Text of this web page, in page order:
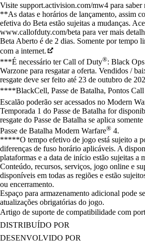
Visite support.activision.com/mw4 para saber
**As datas e horários de lançamento, assim
efetiva do Beta estão sujeitas a mudanças.
www.callofduty.com/beta para ver mais
Beta Aberto é de 2 dias. Somente por tempo
com a internet.
***É necessário ter Call of Duty®: Black
Warzone para resgatar a oferta. Vendidos /
resgate deve ser feito até 23 de outubro de
****BlackCell, Passe de Batalha, Pontos
Escalão poderão ser acessados no Modern
Temporada 1 do Passe de Batalha for
resgate do Passe de Batalha se aplica
Passe de Batalha Modern Warfare® 4.
*****O tempo efetivo de jogo está sujeito a
diferenças de fuso horário aplicáveis. A
plataformas e a data de início estão sujeitas a
Conteúdo, recursos, serviços, jogo online e
disponíveis em todas as regiões e estão
ou encerramento.
Espaço para armazenamento adicional pode
atualizações obrigatórias do jogo.
Artigo de suporte de compatibilidade com
DISTRIBUÍDO POR
DESENVOLVIDO POR